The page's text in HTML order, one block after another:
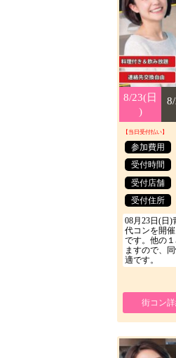
8/23(日
)
8/23(日
)
【当日受付払い】
参加費用
受付時間
受付店舗
受付住所
08月23日(日)
代コンを開
です。他の
ますので、
適です。
街コン